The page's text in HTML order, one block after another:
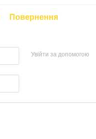
Повернення
Увійти за допомогою